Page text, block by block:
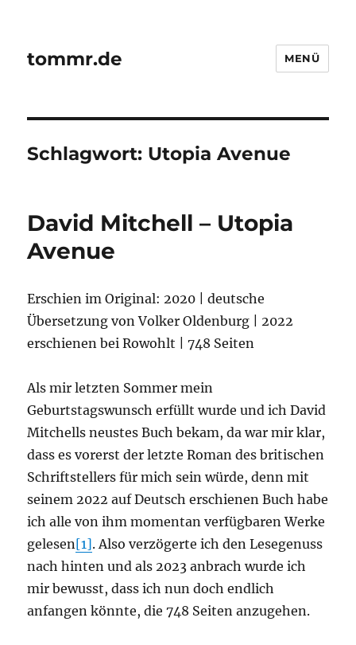
tommr.de MENÜ
Schlagwort: Utopia Avenue
David Mitchell – Utopia
Avenue
Erschien im Original: 2020 | deutsche
Übersetzung von Volker Oldenburg | 2022
erschienen bei Rowohlt | 748 Seiten
Als mir letzten Sommer mein
Geburtstagswunsch erfüllt wurde und ich David
Mitchells neustes Buch bekam, da war mir klar,
dass es vorerst der letzte Roman des britischen
Schriftstellers für mich sein würde, denn mit
seinem 2022 auf Deutsch erschienen Buch habe
ich alle von ihm momentan verfügbaren Werke
gelesen[1]. Also verzögerte ich den Lesegenuss
nach hinten und als 2023 anbrach wurde ich
mir bewusst, dass ich nun doch endlich
anfangen könnte, die 748 Seiten anzugehen.